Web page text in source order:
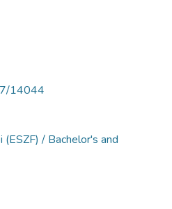
14044
(ESZF) / Bachelor's and